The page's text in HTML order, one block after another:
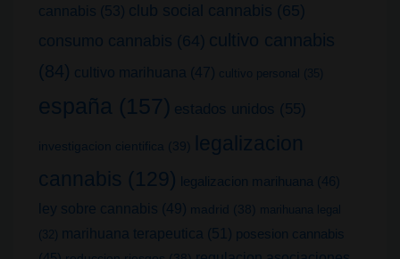
cannabis (53) club social cannabis (65)
consumo cannabis (64) cultivo cannabis
(84) cultivo marihuana (47) cultivo personal (35)
españa (157) estados unidos (55)
investigacion cientifica (39)
legalizacion
cannabis (129) legalizacion marihuana (46)
ley sobre cannabis (49) madrid (38)
marihuana legal
(32)
marihuana terapeutica (51) posesion cannabis